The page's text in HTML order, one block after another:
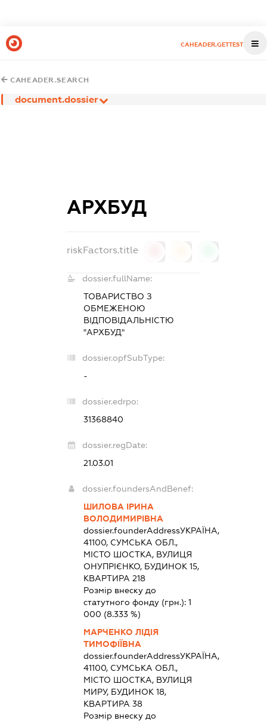
CAHEADER.GETTEST
CAHEADER.SEARCH
document.dossier
АРХБУД
riskFactors.title
dossier.fullName:
ТОВАРИСТВО З
ОБМЕЖЕНОЮ
ВІДПОВІДАЛЬНІСТЮ
"АРХБУД"
dossier.opfSubType:
-
dossier.edrpo:
31368840
dossier.regDate:
21.03.01
dossier.foundersAndBenef:
ШИЛОВА ІРИНА
ВОЛОДИМИРІВНА
dossier.founderAddressУКРАЇНА,
41100, СУМСЬКА ОБЛ.,
МІСТО ШОСТКА, ВУЛИЦЯ
ОНУПРІЄНКО, БУДИНОК 15,
КВАРТИРА 218
Розмір внеску до
статутного фонду (грн.): 1
000 (8.333 %)
МАРЧЕНКО ЛІДІЯ
ТИМОФІЇВНА
dossier.founderAddressУКРАЇНА,
41100, СУМСЬКА ОБЛ.,
МІСТО ШОСТКА, ВУЛИЦЯ
МИРУ, БУДИНОК 18,
КВАРТИРА 38
Розмір внеску до